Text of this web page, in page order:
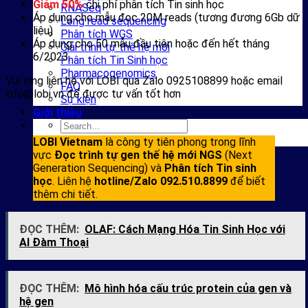
RNASeq
Long read sequencing
Phân tích WGS
Giải trình tự thế hệ mới
Phân tích Tin Sinh học
Pharmacogenomics
FAQ
Sự kiện
Giới thiệu
Giảm 50%chi phí phân tích Tin sinh học
Áp dụng cho mẫu đọc 20M reads (tương đương 6Gb dữ
liệu)
Áp dụng cho 50 mẫu đầu tiên hoặc đến hết tháng
6/2023.
Vui lòng liên hệ với LOBI qua Zalo 0925108899 hoặc email
info@lobi.vn để được tư vấn tốt hơn
LOBI Vietnam là công ty tiên phong trong lĩnh
vực Đọc trình tự gen thế hệ mới NGS (Next
Generation Sequencing) và Phân tích Tin sinh
học. Liên hệ hotline/Zalo 092.510.8899 để biết
thêm chi tiết.
ĐỌC THÊM: OLAF: Cách Mạng Hóa Tin Sinh Học với
AI Đàm Thoại
ĐỌC THÊM: Mô hình hóa cấu trúc protein của gen và
hệ gen